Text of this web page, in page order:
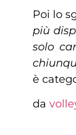
Poi lo
più
solo
è
da